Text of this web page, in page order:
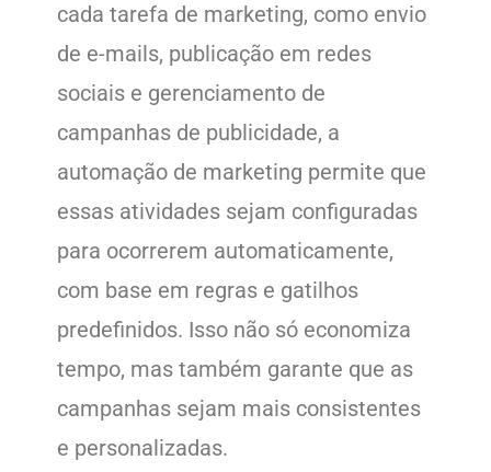
cada tarefa de marketing, como envio
de e-mails, publicação em redes
sociais e gerenciamento de
campanhas de publicidade, a
automação de marketing permite que
essas atividades sejam configuradas
para ocorrerem automaticamente,
com base em regras e gatilhos
predefinidos. Isso não só economiza
tempo, mas também garante que as
campanhas sejam mais consistentes
e personalizadas.